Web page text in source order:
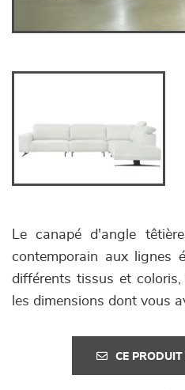
Le canapé d'angle
contemporain aux lignes
différents tissus et
les dimensions dont vous
CE